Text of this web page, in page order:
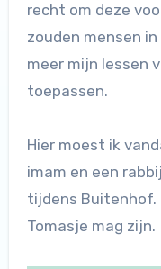
recht om deze
zouden mensen
meer mijn lessen
toepassen.
Hier moest ik
imam en een
tijdens Buitenhof.
Tomasje mag zijn.